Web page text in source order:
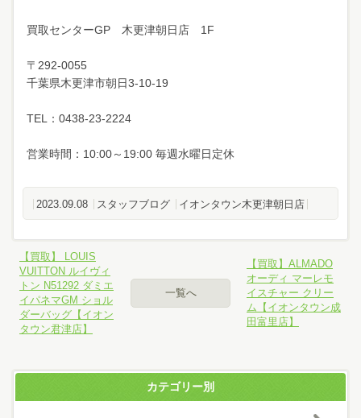
買取センターGP 木更津朝日店 1F
〒292-0055
千葉県木更津市朝日3-10-19
TEL：0438-23-2224
営業時間：10:00～19:00 毎週水曜日定休
2023.09.08 スタッフブログ イオンタウン木更津朝日店
【買取】 LOUIS
VUITTON ルイヴィ
トン N51292 ダミエ
イパネマGM ショル
ダーバッグ【イオン
タウン君津店】
一覧へ
【買取】ALMADO
オーディ マーレモ
イスチャー クリー
ム【イオンタウン成
田富里店】
カテゴリー別